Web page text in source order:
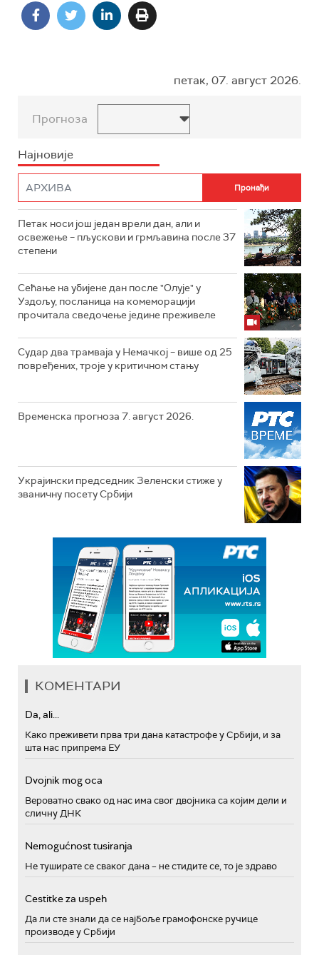
петак, 07. август 2026.
Прогноза
Најновије
Петак носи још један врели дан, али и
освежење – пљускови и грмљавина после 37
степени
Сећање на убијене дан после "Олује" у
Уздољу, посланица на комеморацији
прочитала сведочење једине преживеле
Судар два трамваја у Немачкој – више од 25
повређених, троје у критичном стању
Временска прогноза 7. август 2026.
Украјински председник Зеленски стиже у
званичну посету Србији
КОМЕНТАРИ
Da, ali...
Како преживети прва три дана катастрофе у Србији, и за
шта нас припрема ЕУ
Dvojnik mog oca
Вероватно свако од нас има свог двојника са којим дели и
сличну ДНК
Nemogućnost tusiranja
Не туширате се сваког дана – не стидите се, то је здраво
Cestitke za uspeh
Да ли сте знали да се најбоље грамофонске ручице
производе у Србији